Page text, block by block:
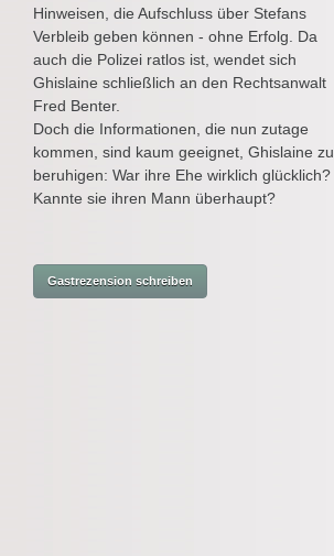
Hinweisen, die Aufschluss über Stefans
Verbleib geben können - ohne Erfolg. Da
auch die Polizei ratlos ist, wendet sich
Ghislaine schließlich an den Rechtsanwalt
Fred Benter.
Doch die Informationen, die nun zutage
kommen, sind kaum geeignet, Ghislaine zu
beruhigen: War ihre Ehe wirklich glücklich?
Kannte sie ihren Mann überhaupt?